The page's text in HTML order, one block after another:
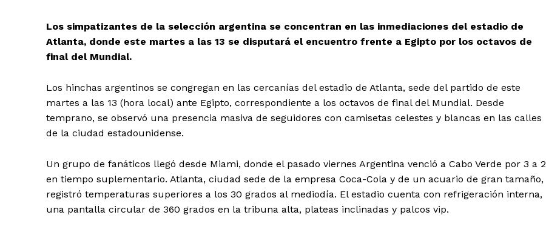
Los simpatizantes de la selección argentina se concentran en las inmediaciones del estadio de
Atlanta, donde este martes a las 13 se disputará el encuentro frente a Egipto por los octavos de
final del Mundial.
Los hinchas argentinos se congregan en las cercanías del estadio de Atlanta, sede del partido de este
martes a las 13 (hora local) ante Egipto, correspondiente a los octavos de final del Mundial. Desde
temprano, se observó una presencia masiva de seguidores con camisetas celestes y blancas en las calles
de la ciudad estadounidense.
Un grupo de fanáticos llegó desde Miami, donde el pasado viernes Argentina venció a Cabo Verde por 3 a 2
en tiempo suplementario. Atlanta, ciudad sede de la empresa Coca-Cola y de un acuario de gran tamaño,
registró temperaturas superiores a los 30 grados al mediodía. El estadio cuenta con refrigeración interna,
una pantalla circular de 360 grados en la tribuna alta, plateas inclinadas y palcos vip.